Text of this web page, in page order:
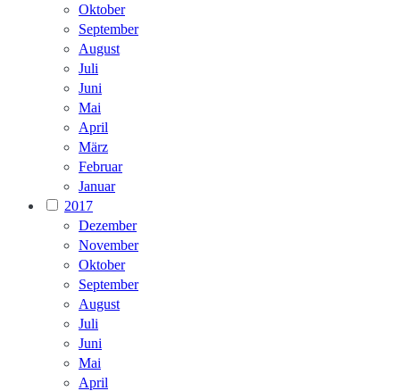
Oktober
September
August
Juli
Juni
Mai
April
März
Februar
Januar
2017
Dezember
November
Oktober
September
August
Juli
Juni
Mai
April